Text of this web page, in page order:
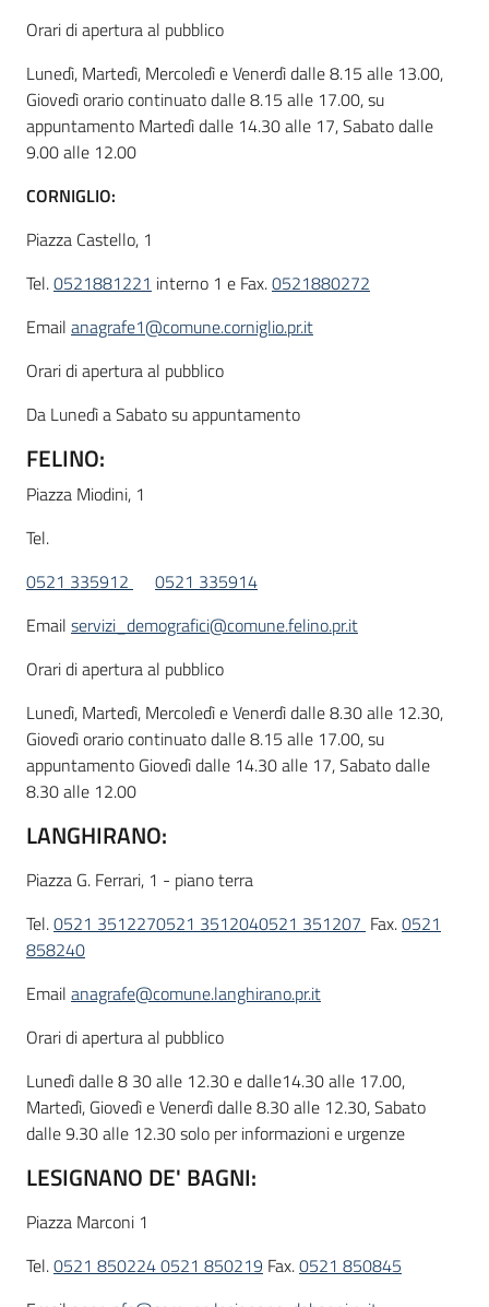
Orari di apertura al pubblico
Lunedì, Martedì, Mercoledì e Venerdì dalle 8.15 alle 13.00,
Giovedì orario continuato dalle 8.15 alle 17.00, su
appuntamento Martedì dalle 14.30 alle 17, Sabato dalle
9.00 alle 12.00
CORNIGLIO:
Piazza Castello, 1
Tel.0521881221 interno 1 e Fax.0521880272
Email anagrafe1@comune.corniglio.pr.it
Orari di apertura al pubblico
Da Lunedì a Sabato su appuntamento
FELINO:
Piazza Miodini, 1
Tel.
0521 335912
0521 335914
Email servizi_demografici@comune.felino.pr.it
Orari di apertura al pubblico
Lunedì, Martedì, Mercoledì e Venerdì dalle 8.30 alle 12.30,
Giovedì orario continuato dalle 8.15 alle 17.00, su
appuntamento Giovedì dalle 14.30 alle 17, Sabato dalle
8.30 alle 12.00
LANGHIRANO:
Piazza G. Ferrari, 1 - piano terra
Tel.0521 3512270521 3512040521 351207 Fax.0521
858240
Email anagrafe@comune.langhirano.pr.it
Orari di apertura al pubblico
Lunedì dalle 8 30 alle 12.30 e dalle14.30 alle 17.00,
Martedì, Giovedì e Venerdì dalle 8.30 alle 12.30, Sabato
dalle 9.30 alle 12.30 solo per informazioni e urgenze
LESIGNANO DE' BAGNI:
Piazza Marconi 1
Tel.0521 8502240521 850219 Fax.0521 850845